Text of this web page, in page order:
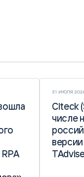
31 ИЮЛЯ
Citeck
числе
Citeck
числе